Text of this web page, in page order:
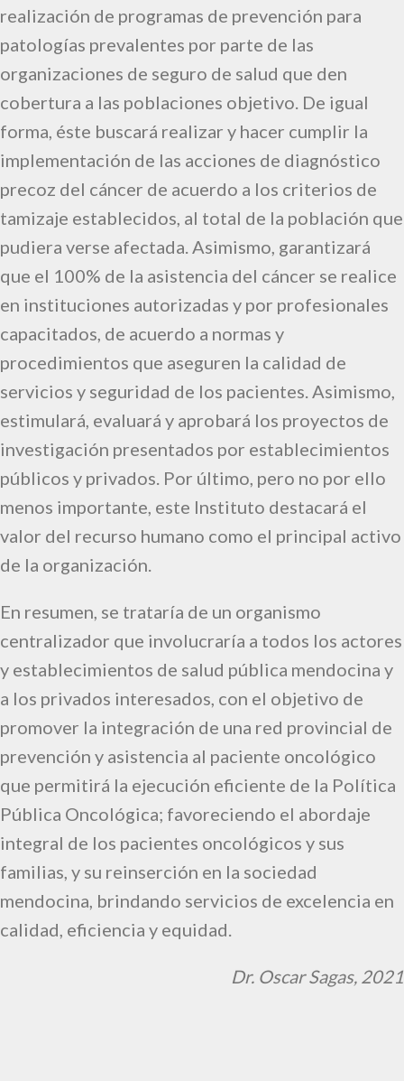
realización de programas de prevención para
patologías prevalentes por parte de las
organizaciones de seguro de salud que den
cobertura a las poblaciones objetivo. De igual
forma, éste buscará realizar y hacer cumplir la
implementación de las acciones de diagnóstico
precoz del cáncer de acuerdo a los criterios de
tamizaje establecidos, al total de la población que
pudiera verse afectada. Asimismo, garantizará
que el 100% de la asistencia del cáncer se realice
en instituciones autorizadas y por profesionales
capacitados, de acuerdo a normas y
procedimientos que aseguren la calidad de
servicios y seguridad de los pacientes. Asimismo,
estimulará, evaluará y aprobará los proyectos de
investigación presentados por establecimientos
públicos y privados. Por último, pero no por ello
menos importante, este Instituto destacará el
valor del recurso humano como el principal activo
de la organización.
En resumen, se trataría de un organismo
centralizador que involucraría a todos los actores
y establecimientos de salud pública mendocina y
a los privados interesados, con el objetivo de
promover la integración de una red provincial de
prevención y asistencia al paciente oncológico
que permitirá la ejecución eficiente de la Política
Pública Oncológica; favoreciendo el abordaje
integral de los pacientes oncológicos y sus
familias, y su reinserción en la sociedad
mendocina, brindando servicios de excelencia en
calidad, eficiencia y equidad.
Dr. Oscar Sagas, 2021